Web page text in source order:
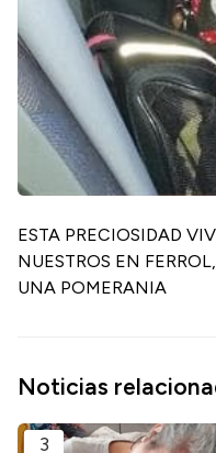
ESTA PRECIOSIDAD
NUESTROS EN
UNA POMERANIA
Noticias
3